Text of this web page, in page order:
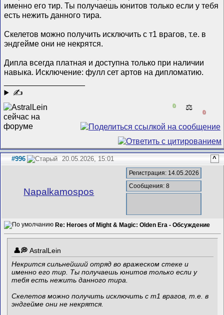
именно его тир. Ты получаешь юнитов только если у тебя
есть нежить данного тира.
Скелетов можно получить исключить с т1 врагов, т.е. в
эндгейме они не некрятся.
Дипла всегда платная и доступна только при наличии
навыка. Исключение: фулл сет артов на дипломатию.
✍
0 ⚖️
0
#996 20.05.2026, 15:01 ^
Napalkamospos
Регистрация: 14.05.2026
Сообщения: 8
Re: Heroes of Might & Magic: Olden Era - Обсуждение
AstralLein
Некрится сильнейший отряд во вражеском стеке и
именно его тир. Ты получаешь юнитов только если у
тебя есть нежить данного тира.
Скелетов можно получить исключить с т1 врагов, т.е. в
эндгейме они не некрятся.